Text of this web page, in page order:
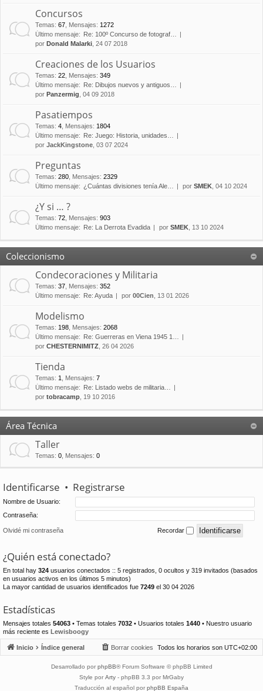
Concursos
Temas: 67 Mensajes: 1272
Último mensaje:
Re: 100º Concurso de fotograf…
por Donald Malarki , 24 07 2018
Creaciones de los Usuarios
Temas: 22 Mensajes: 349
Último mensaje:
Re: Dibujos nuevos y antiguos…
por Panzermig , 04 09 2018
Pasatiempos
Temas: 4 Mensajes: 1804
Último mensaje:
Re: Juego: Historia, unidades…
por JackKingstone , 03 07 2024
Preguntas
Temas: 280 Mensajes: 2329
Último mensaje: ¿Cuántas divisiones tenía Ale… por SMEK , 04 10 2024
¿Y si … ?
Temas: 72 Mensajes: 903
Último mensaje:
Re: La Derrota Evadida por SMEK , 13 10 2024
Coleccionismo
Condecoraciones y Militaria
Temas: 37 Mensajes: 352
Último mensaje:
Re: Ayuda por 00Cien , 13 01 2026
Modelismo
Temas: 198 Mensajes: 2068
Último mensaje:
Re: Guerreras en Viena 1945 1…
por CHESTERNIMITZ , 26 04 2026
Tienda
Temas: 1 Mensajes: 7
Último mensaje:
Re: Listado webs de militaria…
por tobracamp , 19 10 2016
Área Técnica
Taller
Temas: 0 Mensajes: 0
Identificarse • Registrarse
Nombre de Usuario:
Contraseña:
Olvidé mi contraseña Recordar
¿Quién está conectado?
En total hay 324 usuarios conectados :: 5 registrados, 0 ocultos y 319 invitados (basados
en usuarios activos en los últimos 5 minutos)
La mayor cantidad de usuarios identificados fue 7249 el 30 04 2026
Estadísticas
Mensajes totales 54063 • Temas totales 7032 • Usuarios totales 1440 • Nuestro usuario
más reciente es Lewisboogy
Inicio Índice general Todos los horarios son UTC+02:00
Borrar cookies
Desarrollado por phpBB® Forum Software © phpBB Limited
Style por Arty - phpBB 3.3 por MrGaby
Traducción al español por phpBB España